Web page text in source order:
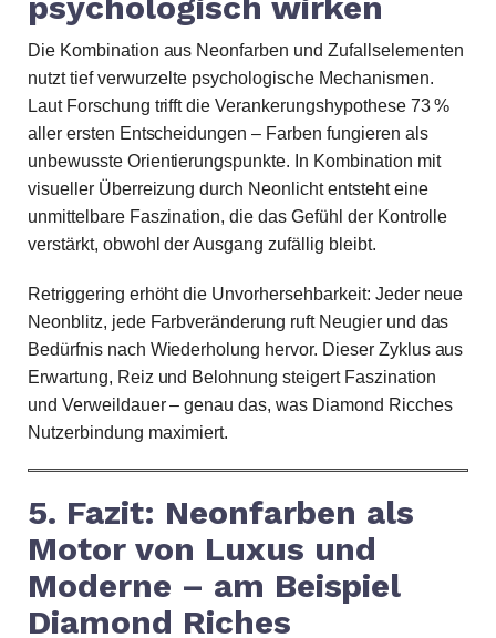
Die Kombination aus Neonfarben und Zufallselementen
nutzt tief verwurzelte psychologische Mechanismen.
Laut Forschung trifft die Verankerungshypothese 73 %
aller ersten Entscheidungen – Farben fungieren als
unbewusste Orientierungspunkte. In Kombination mit
visueller Überreizung durch Neonlicht entsteht eine
unmittelbare Faszination, die das Gefühl der Kontrolle
verstärkt, obwohl der Ausgang zufällig bleibt.
Retriggering erhöht die Unvorhersehbarkeit: Jeder neue
Neonblitz, jede Farbveränderung ruft Neugier und das
Bedürfnis nach Wiederholung hervor. Dieser Zyklus aus
Erwartung, Reiz und Belohnung steigert Faszination
und Verweildauer – genau das, was Diamond Ricches
Nutzerbindung maximiert.
5. Fazit: Neonfarben als
Motor von Luxus und
Moderne – am Beispiel
Diamond Riches